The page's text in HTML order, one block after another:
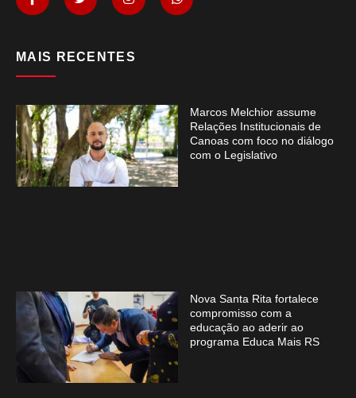
MAIS RECENTES
Marcos Melchior assume
Relações Institucionais de
Canoas com foco no diálogo
com o Legislativo
Nova Santa Rita fortalece
compromisso com a
educação ao aderir ao
programa Educa Mais RS